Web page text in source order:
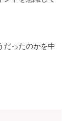
だったのかを中